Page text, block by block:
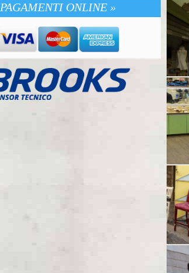
PAGAMENTI ONLINE »